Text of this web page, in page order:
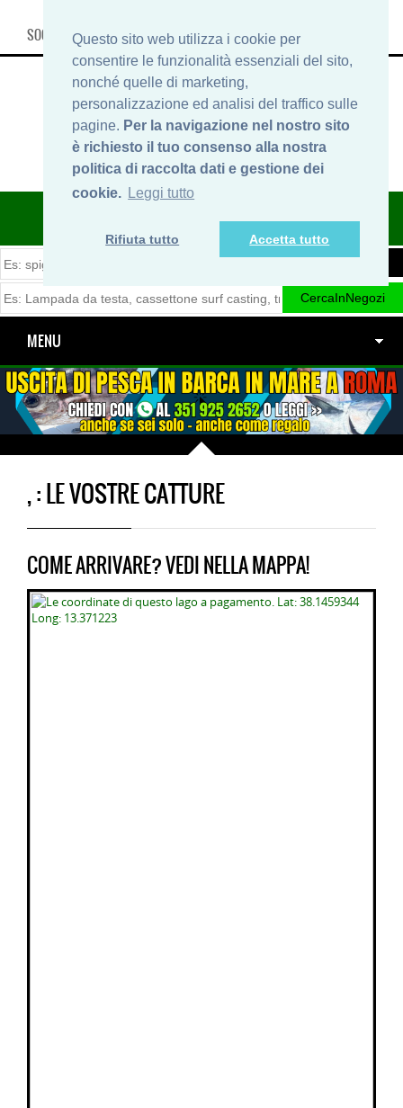
Questo sito web utilizza i cookie per
consentire le funzionalità essenziali del sito,
nonché quelle di marketing,
personalizzazione ed analisi del traffico sulle
pagine. Per la navigazione nel nostro sito
è richiesto il tuo consenso alla nostra
politica di raccolta dati e gestione dei
cookie. Leggi tutto
Rifiuta tutto Accetta tutto
SOCIAL, INFO & SHOP
ITINERARIDIPESCA.IT
MENU
, : LE VOSTRE CATTURE
COME ARRIVARE? VEDI NELLA MAPPA!